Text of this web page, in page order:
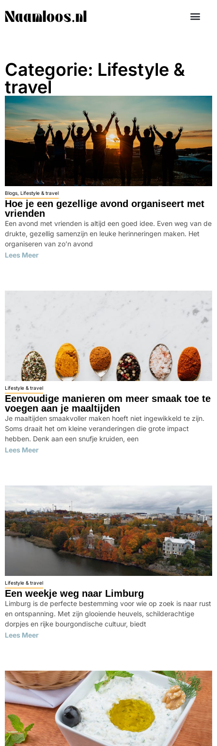
Categorie: Lifestyle &
travel
Blogs, Lifestyle & travel
Hoe je een gezellige avond organiseert met
vrienden
Een avond met vrienden is altijd een goed idee. Even weg van de
drukte, gezellig samenzijn en leuke herinneringen maken. Het
organiseren van zo’n avond
Lees Meer
Lifestyle & travel
Eenvoudige manieren om meer smaak toe te
voegen aan je maaltijden
Je maaltijden smaakvoller maken hoeft niet ingewikkeld te zijn.
Soms draait het om kleine veranderingen die grote impact
hebben. Denk aan een snufje kruiden, een
Lees Meer
Lifestyle & travel
Een weekje weg naar Limburg
Limburg is de perfecte bestemming voor wie op zoek is naar rust
en ontspanning. Met zijn glooiende heuvels, schilderachtige
dorpjes en rijke bourgondische cultuur, biedt
Lees Meer